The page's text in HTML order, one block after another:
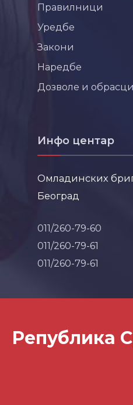
Правилници
Уредбе
Закони
Наредбе
Дозволе и обрасци
Инфо центар
Омладинских
Београд
011/260-79-60
011/260-79-61
011/260-79-61
Република